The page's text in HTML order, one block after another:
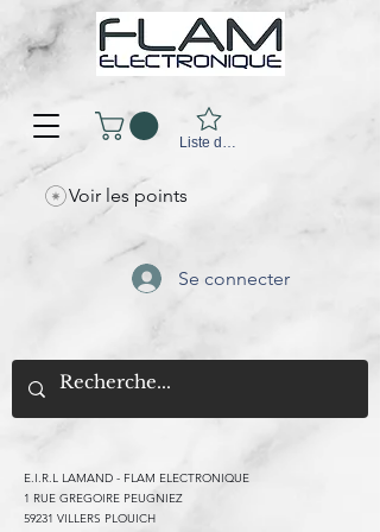
Liste d'envies
Voir les points
Se connecter
E.I.R.L LAMAND - FLAM ELECTRONIQUE
1 RUE GREGOIRE PEUGNIEZ
59231 VILLERS PLOUICH